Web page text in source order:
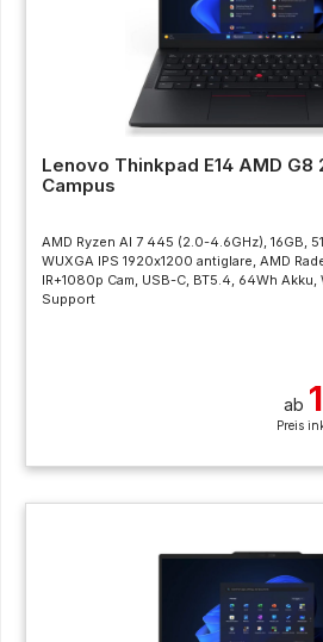
Lenovo Thinkpad E14 AMD G8
Campus
AMD Ryzen AI 7 445 (2.0-4.6GHz), 16GB,
WUXGA IPS 1920x1200 antiglare, AMD
IR+1080p Cam, USB-C, BT5.4, 64Wh Akku,
Support
ab
Preis